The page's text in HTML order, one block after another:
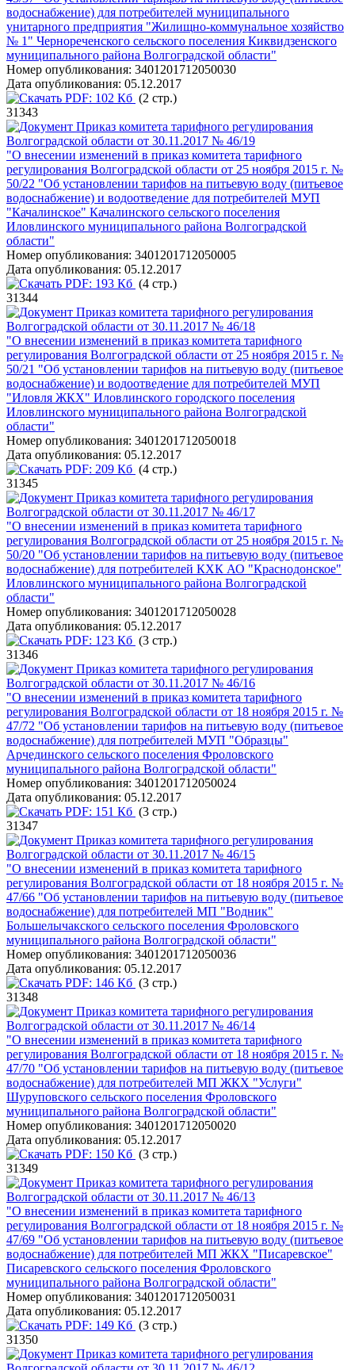
водоснабжение) для потребителей муниципального
унитарного предприятия "Жилищно-коммунальное хозяйство
№ 1" Чернореченского сельского поселения Киквидзенского
муниципального района Волгоградской области"
Номер опубликования: 3401201712050030
Дата опубликования: 05.12.2017
PDF: 102 Кб (2 стр.)
31343
Приказ комитета тарифного регулирования
Волгоградской области от 30.11.2017 № 46/19
"О внесении изменений в приказ комитета тарифного
регулирования Волгоградской области от 25 ноября 2015 г. №
50/22 "Об установлении тарифов на питьевую воду (питьевое
водоснабжение) и водоотведение для потребителей МУП
"Качалинское" Качалинского сельского поселения
Иловлинского муниципального района Волгоградской
области"
Номер опубликования: 3401201712050005
Дата опубликования: 05.12.2017
PDF: 193 Кб (4 стр.)
31344
Приказ комитета тарифного регулирования
Волгоградской области от 30.11.2017 № 46/18
"О внесении изменений в приказ комитета тарифного
регулирования Волгоградской области от 25 ноября 2015 г. №
50/21 "Об установлении тарифов на питьевую воду (питьевое
водоснабжение) и водоотведение для потребителей МУП
"Иловля ЖКХ" Иловлинского городского поселения
Иловлинского муниципального района Волгоградской
области"
Номер опубликования: 3401201712050018
Дата опубликования: 05.12.2017
PDF: 209 Кб (4 стр.)
31345
Приказ комитета тарифного регулирования
Волгоградской области от 30.11.2017 № 46/17
"О внесении изменений в приказ комитета тарифного
регулирования Волгоградской области от 25 ноября 2015 г. №
50/20 "Об установлении тарифов на питьевую воду (питьевое
водоснабжение) для потребителей КХК АО "Краснодонское"
Иловлинского муниципального района Волгоградской
области"
Номер опубликования: 3401201712050028
Дата опубликования: 05.12.2017
PDF: 123 Кб (3 стр.)
31346
Приказ комитета тарифного регулирования
Волгоградской области от 30.11.2017 № 46/16
"О внесении изменений в приказ комитета тарифного
регулирования Волгоградской области от 18 ноября 2015 г. №
47/72 "Об установлении тарифов на питьевую воду (питьевое
водоснабжение) для потребителей МУП "Образцы"
Арчединского сельского поселения Фроловского
муниципального района Волгоградской области"
Номер опубликования: 3401201712050024
Дата опубликования: 05.12.2017
PDF: 151 Кб (3 стр.)
31347
Приказ комитета тарифного регулирования
Волгоградской области от 30.11.2017 № 46/15
"О внесении изменений в приказ комитета тарифного
регулирования Волгоградской области от 18 ноября 2015 г. №
47/66 "Об установлении тарифов на питьевую воду (питьевое
водоснабжение) для потребителей МП "Водник"
Большелычакского сельского поселения Фроловского
муниципального района Волгоградской области"
Номер опубликования: 3401201712050036
Дата опубликования: 05.12.2017
PDF: 146 Кб (3 стр.)
31348
Приказ комитета тарифного регулирования
Волгоградской области от 30.11.2017 № 46/14
"О внесении изменений в приказ комитета тарифного
регулирования Волгоградской области от 18 ноября 2015 г. №
47/70 "Об установлении тарифов на питьевую воду (питьевое
водоснабжение) для потребителей МП ЖКХ "Услуги"
Шуруповского сельского поселения Фроловского
муниципального района Волгоградской области"
Номер опубликования: 3401201712050020
Дата опубликования: 05.12.2017
PDF: 150 Кб (3 стр.)
31349
Приказ комитета тарифного регулирования
Волгоградской области от 30.11.2017 № 46/13
"О внесении изменений в приказ комитета тарифного
регулирования Волгоградской области от 18 ноября 2015 г. №
47/69 "Об установлении тарифов на питьевую воду (питьевое
водоснабжение) для потребителей МП ЖКХ "Писаревское"
Писаревского сельского поселения Фроловского
муниципального района Волгоградской области"
Номер опубликования: 3401201712050031
Дата опубликования: 05.12.2017
PDF: 149 Кб (3 стр.)
31350
Приказ комитета тарифного регулирования